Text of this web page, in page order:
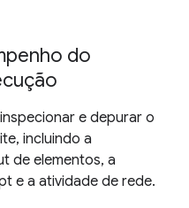
do
e depurar o
incluindo a
de elementos, a
e a atividade de rede.